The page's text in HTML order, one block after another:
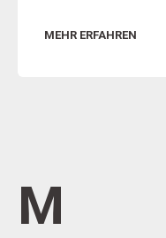
MEHR ERFAHREN
M